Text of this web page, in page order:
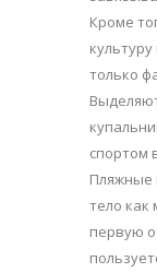
Кроме
только
спортом
Пляжные
тело
первую